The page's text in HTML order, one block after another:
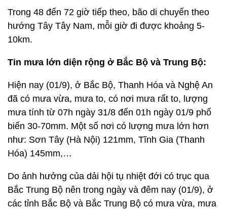
Trong 48 đến 72 giờ tiếp theo, bão di chuyển theo
hướng Tây Tây Nam, mỗi giờ đi được khoảng 5-
10km.
Tin mưa lớn diện rộng ở Bắc Bộ và Trung Bộ:
Hiện nay (01/9), ở Bắc Bộ, Thanh Hóa và Nghệ An
đã có mưa vừa, mưa to, có nơi mưa rất to, lượng
mưa tính từ 07h ngày 31/8 đến 01h ngày 01/9 phổ
biến 30-70mm. Một số nơi có lượng mưa lớn hơn
như: Sơn Tây (Hà Nội) 121mm, Tĩnh Gia (Thanh
Hóa) 145mm,…
Do ảnh hưởng của dải hội tụ nhiệt đới có trục qua
Bắc Trung Bộ nên trong ngày và đêm nay (01/9), ở
các tỉnh Bắc Bộ và Bắc Trung Bộ có mưa vừa, mưa